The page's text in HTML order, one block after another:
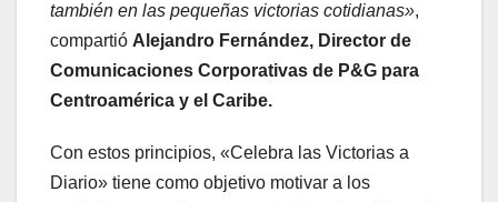
también en las pequeñas victorias cotidianas»,
compartió Alejandro Fernández, Director de
Comunicaciones Corporativas de P&G para
Centroamérica y el Caribe.
Con estos principios, «Celebra las Victorias a
Diario» tiene como objetivo motivar a los